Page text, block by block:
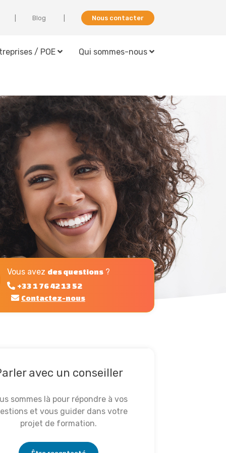
/ POE Qui sommes-nous
Blog Nous contacter
Vous avez des questions?
+33 1 76 42 13 52
Contactez-nous
avec un conseiller
sommes là pour répondre à vos
et vous guider dans votre
projet de formation.